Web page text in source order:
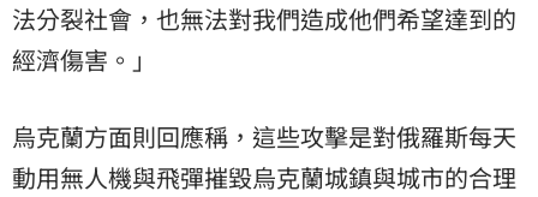
法分裂社會，也無法對我們造成他們希望達到的
經濟傷害。」
烏克蘭方面則回應稱，這些攻擊是對俄羅斯每天
動用無人機與飛彈摧毀烏克蘭城鎮與城市的合理